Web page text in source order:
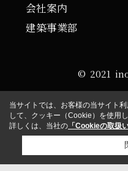
会社案内
建築事業部
© 2021
当サイトでは、お客様の当サイト
して、クッキー（Cookie）を使用し
詳しくは、当社の 「Cookieの取扱